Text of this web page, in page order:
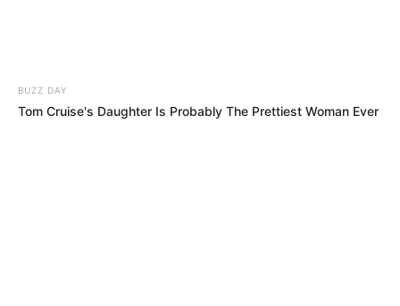
BUZZ DAY
Tom Cruise's Daughter Is Probably The Prettiest Woman Ever